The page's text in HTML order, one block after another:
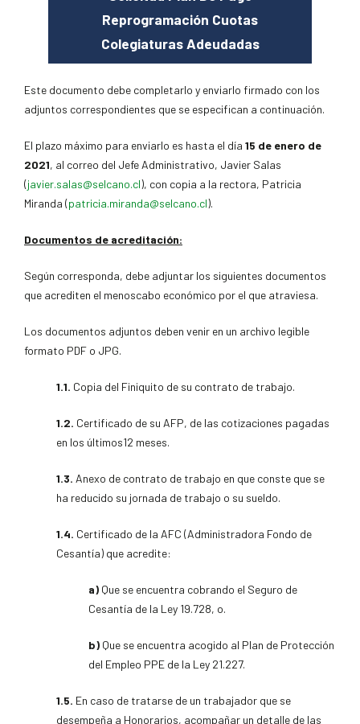
Reprogramación Cuotas
Colegiaturas Adeudadas
Este documento debe completarlo y enviarlo firmado con los
adjuntos correspondientes que se especifican a continuación.
El plazo máximo para enviarlo es hasta el día 15 de enero de
2021, al correo del Jefe Administrativo, Javier Salas
(javier.salas@selcano.cl), con copia a la rectora, Patricia
Miranda (patricia.miranda@selcano.cl).
Documentos de acreditación:
Según corresponda, debe adjuntar los siguientes documentos
que acrediten el menoscabo económico por el que atraviesa.
Los documentos adjuntos deben venir en un archivo legible
formato PDF o JPG.
1.1. Copia del Finiquito de su contrato de trabajo.
1.2. Certificado de su AFP, de las cotizaciones pagadas
en los últimos12 meses.
1.3. Anexo de contrato de trabajo en que conste que se
ha reducido su jornada de trabajo o su sueldo.
1.4. Certificado de la AFC (Administradora Fondo de
Cesantía) que acredite:
a) Que se encuentra cobrando el Seguro de
Cesantía de la Ley 19.728, o.
b) Que se encuentra acogido al Plan de Protección
del Empleo PPE de la Ley 21.227.
1.5. En caso de tratarse de un trabajador que se
desempeña a Honorarios, acompañar un detalle de las